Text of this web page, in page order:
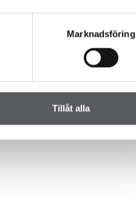
Marknadsföring
Tillåt alla